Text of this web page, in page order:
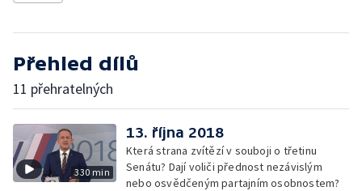
Přehled dílů
11 přehratelných
330 min
13. října 2018
Která strana zvítězí v souboji o třetinu
Senátu? Dají voliči přednost nezávislým
nebo osvědčeným partajním osobnostem?